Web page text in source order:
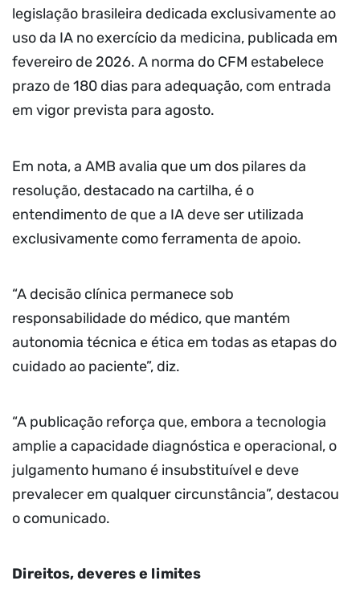
legislação brasileira dedicada exclusivamente ao
uso da IA no exercício da medicina, publicada em
fevereiro de 2026. A norma do CFM estabelece
prazo de 180 dias para adequação, com entrada
em vigor prevista para agosto.
Em nota, a AMB avalia que um dos pilares da
resolução, destacado na cartilha, é o
entendimento de que a IA deve ser utilizada
exclusivamente como ferramenta de apoio.
“A decisão clínica permanece sob
responsabilidade do médico, que mantém
autonomia técnica e ética em todas as etapas do
cuidado ao paciente”, diz.
“A publicação reforça que, embora a tecnologia
amplie a capacidade diagnóstica e operacional, o
julgamento humano é insubstituível e deve
prevalecer em qualquer circunstância”, destacou
o comunicado.
Direitos, deveres e limites